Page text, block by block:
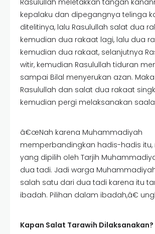
Rasulullah meletakkan tangan
kepalaku dan dipegangnya telinga
ditelitinya, lalu Rasulullah salat dua
kemudian dua rakaat lagi, lalu dua
kemudian dua rakaat, selanjutnya
witir, kemudian Rasulullah tiduran
sampai Bilal menyerukan azan.
Rasulullah dan salat dua rakaat
kemudian pergi melaksanakan
â€œNah karena Muhammadiyah
memperbandingkan hadis-hadis itu,
yang dipilih oleh Tarjih
dua tadi. Jadi warga
salah satu dari dua tadi karena itu
ibadah. Pilihan dalam ibadah,â€
Kapan Salat Tarawih Dilaksanakan?